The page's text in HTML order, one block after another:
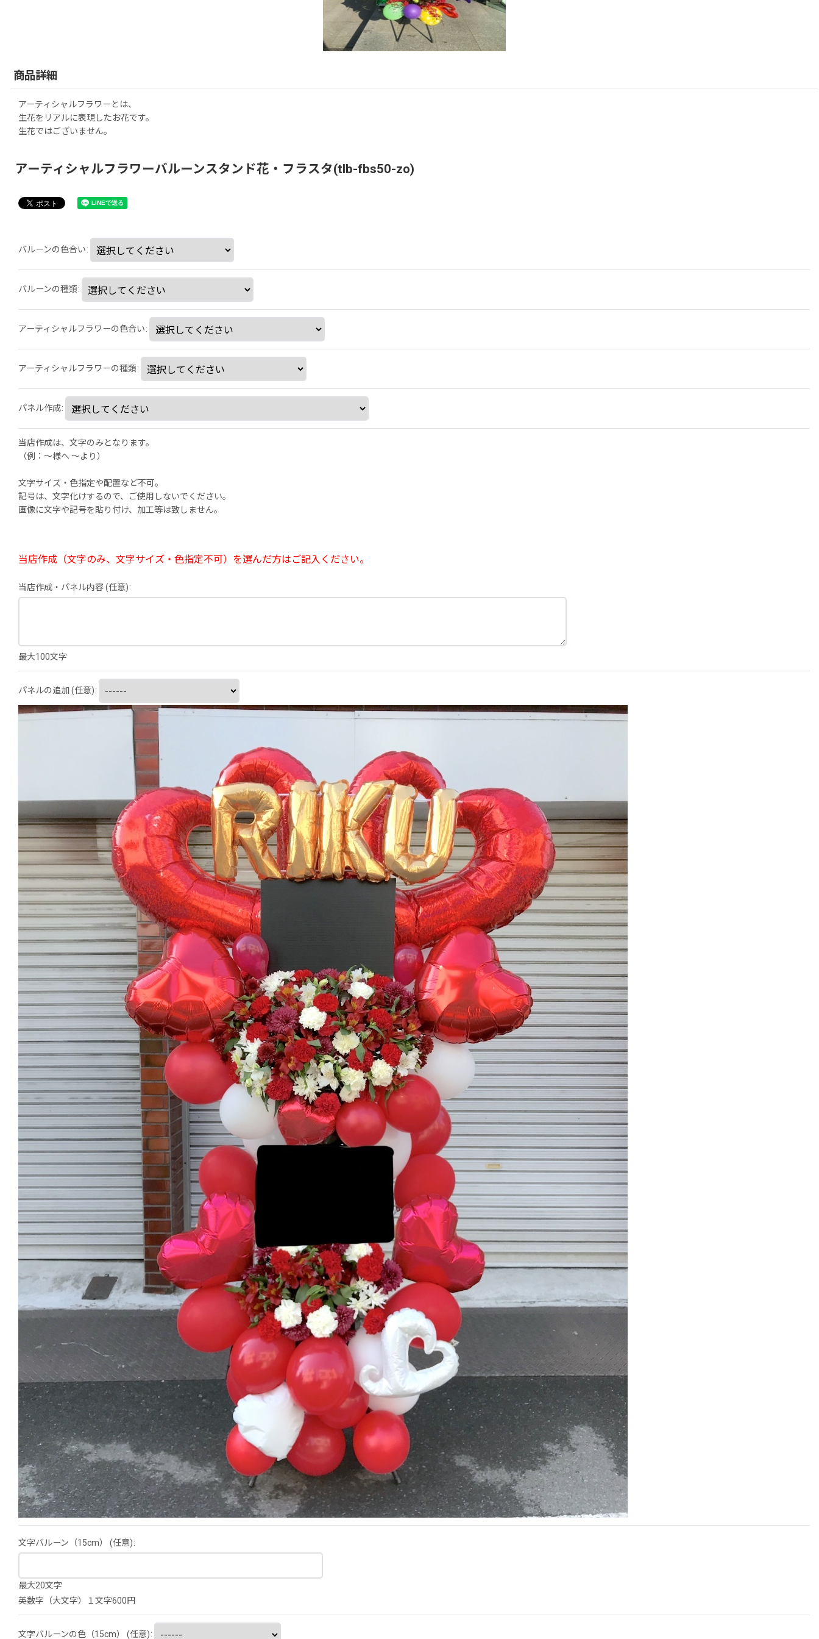
商品詳細
アーティシャルフラワーとは、
生花をリアルに表現したお花です。
生花ではございません。
アーティシャルフラワーバルーンスタンド花・フラスタ(tlb-fbs50-zo)
バルーンの色合い:
バルーンの種類:
アーティシャルフラワーの色合い:
アーティシャルフラワーの種類:
パネル作成:
当店作成は、文字のみとなります。
（例：～様へ 〜より）
文字サイズ・色指定や配置など不可。
記号は、文字化けするので、ご使用しないでください。
画像に文字や記号を貼り付け、加工等は致しません。
当店作成（文字のみ、文字サイズ・色指定不可）を選んだ方はご記入ください。
当店作成・パネル内容(任意):
最大100文字
パネルの追加(任意):
文字バルーン（15cm） (任意):
最大20文字
英数字（大文字）１文字600円
文字バルーンの色（15cm） (任意):